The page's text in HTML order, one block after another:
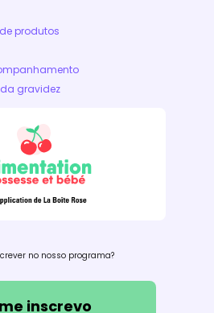
produtos
gravidez
no nosso programa?
inscrevo